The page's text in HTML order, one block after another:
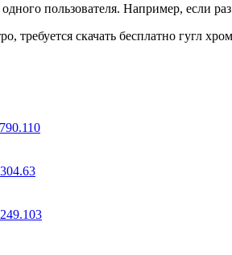
пользователя. Например, если
требуется скачать бесплатно гугл